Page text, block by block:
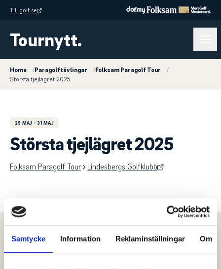
Samtycke Information Reklaminställningar Om
Till golf.se
Tournytt.
Home /Paragolftävlingar /Folksam Paragolf Tour
/
Största tjejlägret 2025
29 MAJ - 31 MAJ
Största tjejlägret 2025
Folksam Paragolf Tour Lindesbergs Golfklubb
Meny